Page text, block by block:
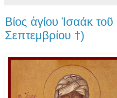
Βίος ἁγίου Ἰσαάκ
Σεπτεμβρίου †)